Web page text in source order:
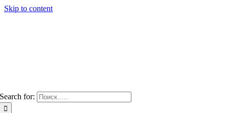
Skip to content
Search for: